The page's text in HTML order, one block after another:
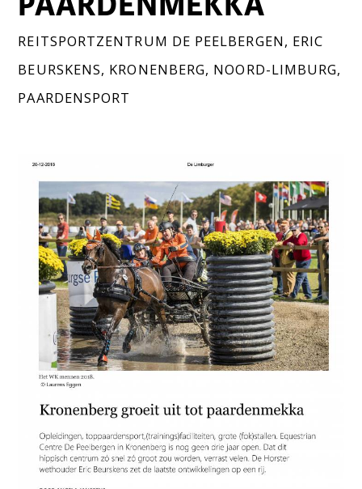
REITSPORTZENTRUM DE PEELBERGEN, ERIC
BEURSKENS, KRONENBERG, NOORD-LIMBURG,
PAARDENSPORT